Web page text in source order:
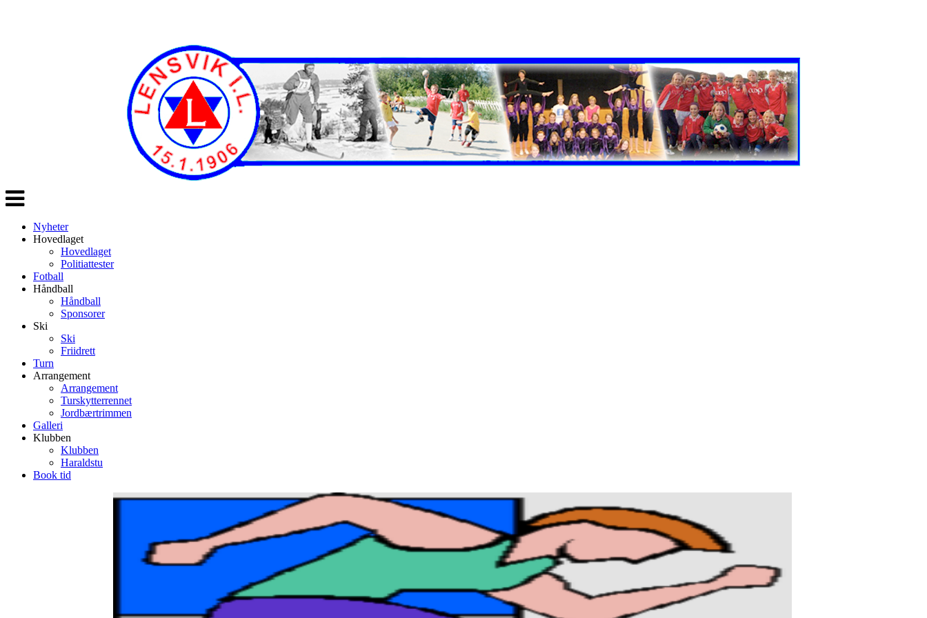
Veksle
navigasjon
Nyheter
Hovedlaget
Hovedlaget
Politiattester
Fotball
Håndball
Håndball
Sponsorer
Ski
Ski
Friidrett
Turn
Arrangement
Arrangement
Turskytterrennet
Jordbærtrimmen
Galleri
Klubben
Klubben
Haraldstu
Book tid